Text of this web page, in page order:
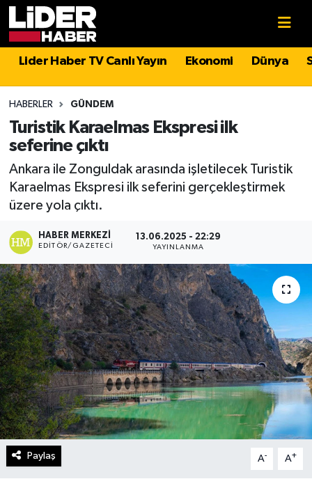
Lider Haber TV Canlı Yayın Ekonomi Dünya
HABERLER GÜNDEM
Turistik Karaelmas Ekspresi ilk
seferine çıktı
Ankara ile Zonguldak arasında işletilecek Turistik
Karaelmas Ekspresi ilk seferini gerçekleştirmek
üzere yola çıktı.
HABER MERKEZI
EDITÖR/GAZETECI
13.06.2025 - 22:29
YAYINLANMA
Paylaş A- A+
Politika
Asayiş
Magazin
Spor
Sağlık
Teknoloji
Turizm
Kültür - Sanat
Lider Haber TV Canlı Yayın izle
Hava Durumu
İstanbul Namaz Vakitleri
Süper Lig Puan Durumu ve Fikstür
Tüm Manşetler
Son Dakika Haberleri
Haber Arşivi